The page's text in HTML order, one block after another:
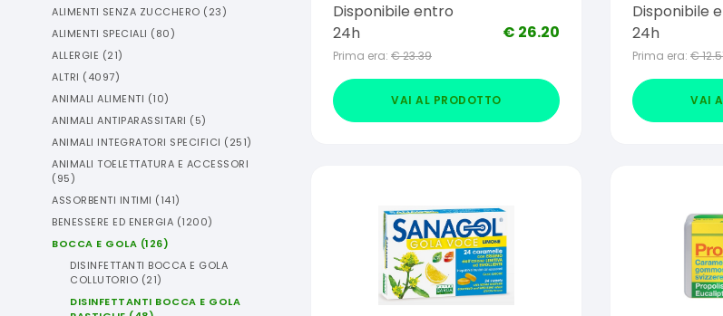
ALIMENTI SENZA ZUCCHERO (23)
ALIMENTI SPECIALI (80)
ALLERGIE (21)
ALTRI (4097)
ANIMALI ALIMENTI (10)
ANIMALI ANTIPARASSITARI (5)
ANIMALI INTEGRATORI SPECIFICI (251)
ANIMALI TOELETTATURA E ACCESSORI
(95)
ASSORBENTI INTIMI (141)
BENESSERE ED ENERGIA (1200)
BOCCA E GOLA (126)
DISINFETTANTI BOCCA E GOLA
COLLUTORIO (21)
DISINFETTANTI BOCCA E GOLA
Disponibile entro
24h
Prima era: €23.39
€ 26.20
VAI AL PRODOTTO
Disponibile
24h
Prima era: €
VAI